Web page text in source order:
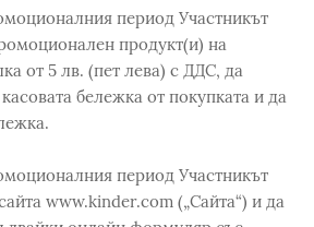
период Участникът
продукт(и) на
от 5 лв. (пет лева) с ДДС, да
бележка от покупката и да
период Участникът
www.kinder.com („Сайта“) и да